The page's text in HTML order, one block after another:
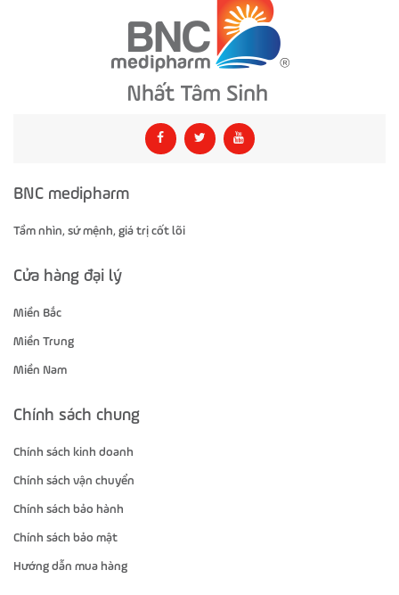
BNC medipharm
Tầm nhìn, sứ mệnh, giá trị cốt lõi
Cửa hàng đại lý
Miền Bắc
Miền Trung
Miền Nam
Chính sách chung
Chính sách kinh doanh
Chính sách vận chuyển
Chính sách bảo hành
Chính sách bảo mật
Hướng dẫn mua hàng